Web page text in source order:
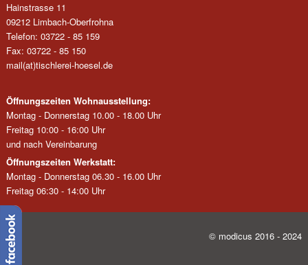
Hainstrasse 11
09212 Limbach-Oberfrohna
Telefon: 03722 - 85 159
Fax: 03722 - 85 150
mail(at)tischlerei-hoesel.de
Öffnungszeiten Wohnausstellung:
Montag - Donnerstag 10.00 - 18.00 Uhr
Freitag 10:00 - 16:00 Uhr
und nach Vereinbarung
Öffnungszeiten Werkstatt:
Montag - Donnerstag 06.30 - 16.00 Uhr
Freitag 06:30 - 14:00 Uhr
© modicus 2016 - 2024